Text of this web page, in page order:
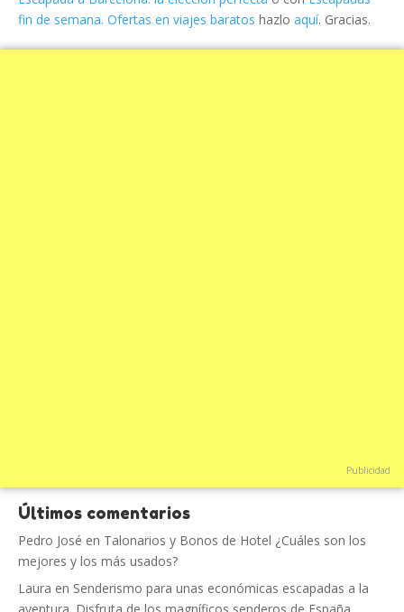
fin de semana. Ofertas en viajes baratos hazlo aquí. Gracias.
Publicidad
Últimos comentarios
Pedro José en Talonarios y Bonos de Hotel ¿Cuáles son los
mejores y los más usados?
Laura en Senderismo para unas económicas escapadas a la
aventura. Disfruta de los magníficos senderos de España